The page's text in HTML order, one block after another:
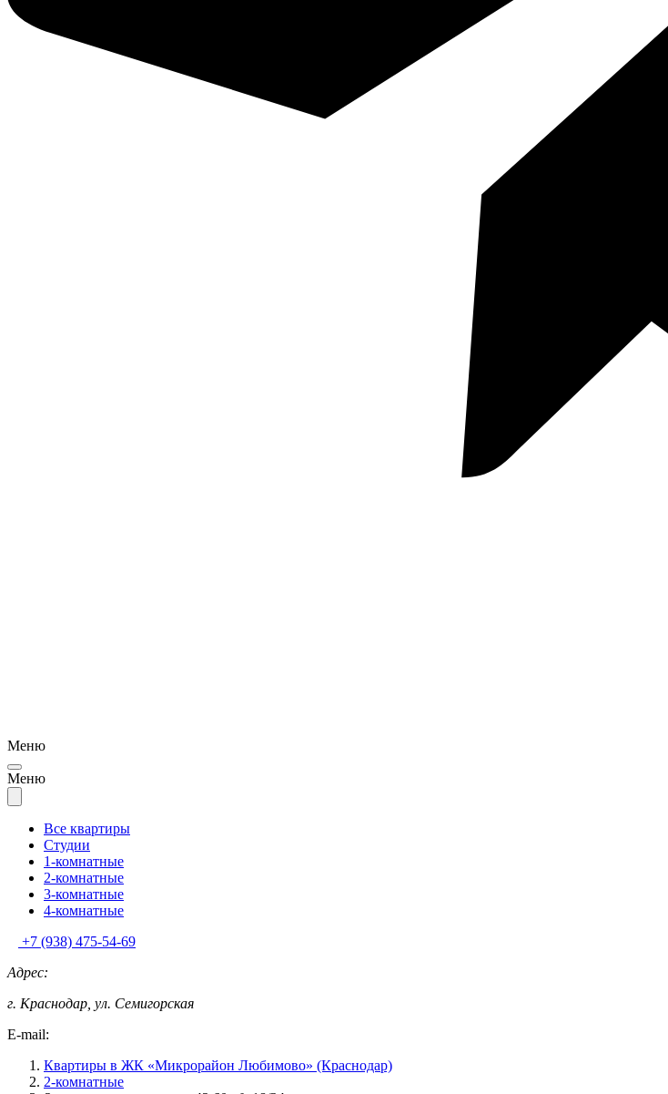
Меню
Меню
Все квартиры
Студии
1-комнатные
2-комнатные
3-комнатные
4-комнатные
+7 (938) 475-54-69
Адрес:
г. Краснодар, ул. Семигорская
E-mail:
Квартиры в ЖК «Микрорайон Любимово» (Краснодар)
2-комнатные